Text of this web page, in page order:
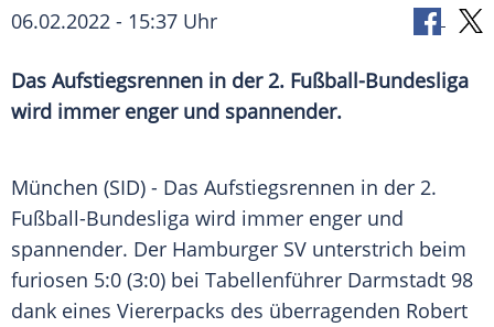
06.02.2022 - 15:37 Uhr
Das Aufstiegsrennen in der 2. Fußball-Bundesliga
wird immer enger und spannender.
München (SID) - Das Aufstiegsrennen in der 2.
Fußball-Bundesliga wird immer enger und
spannender. Der Hamburger SV unterstrich beim
furiosen 5:0 (3:0) bei Tabellenführer Darmstadt 98
dank eines Viererpacks des überragenden Robert